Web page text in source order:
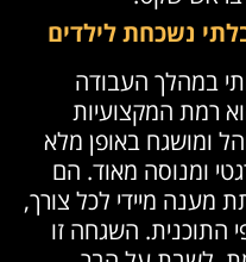
נשכחת לילדים
במהלך העבודה
רמת המקצועיות
ומושגח באופן מלא
ומנוסה מאוד. הם
מענה מיידי לכל צורך,
התוכנית. השגחה זו